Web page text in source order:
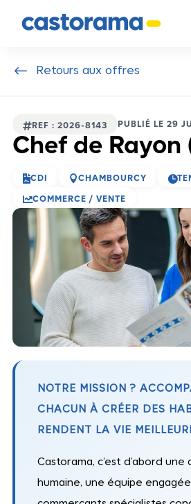
# Retours aux offres
REF : 2026-8143 PUBLIÉ LE 29
Chef de Rayon
CDI CHAMBOURCY 
COMMERCE / VENTE
NOTRE MISSION ?
CHACUN À CRÉER DES
RENDENT LA VIE
Castorama, c’est d’abord une
humaine, une équipe